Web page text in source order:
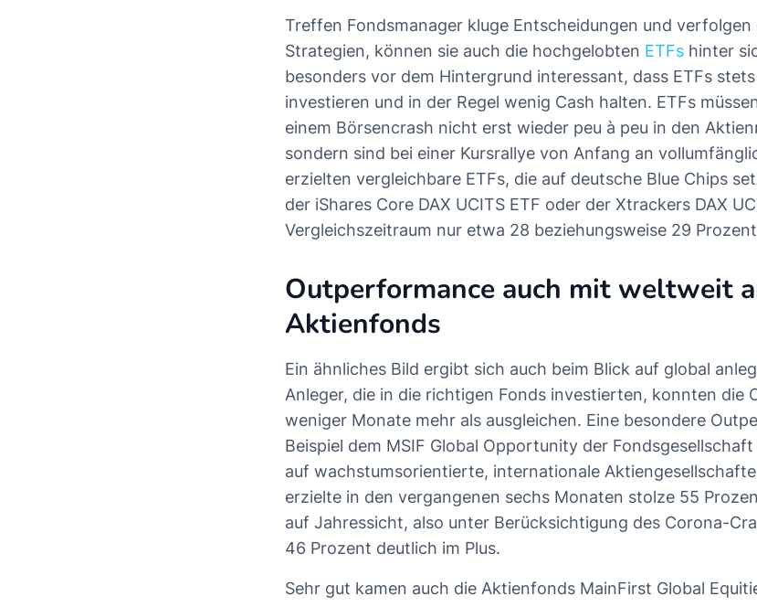
Treffen Fondsmanager kluge Entscheidungen und
Strategien, können sie auch die hochgelobten ETFs hinter
besonders vor dem Hintergrund interessant, dass ETFs
investieren und in der Regel wenig Cash halten. ETFs
einem Börsencrash nicht erst wieder peu à peu in den
sondern sind bei einer Kursrallye von Anfang an
erzielten vergleichbare ETFs, die auf deutsche Blue Chips
der iShares Core DAX UCITS ETF oder der Xtrackers DAX
Vergleichszeitraum nur etwa 28 beziehungsweise 29
Outperformance auch mit weltweit
Aktienfonds
Ein ähnliches Bild ergibt sich auch beim Blick auf global
Anleger, die in die richtigen Fonds investierten, konnten die
weniger Monate mehr als ausgleichen. Eine besondere
Beispiel dem MSIF Global Opportunity der
auf wachstumsorientierte, internationale
erzielte in den vergangenen sechs Monaten stolze 55
auf Jahressicht, also unter Berücksichtigung des Corona-
46 Prozent deutlich im Plus.
Sehr gut kamen auch die Aktienfonds MainFirst Global